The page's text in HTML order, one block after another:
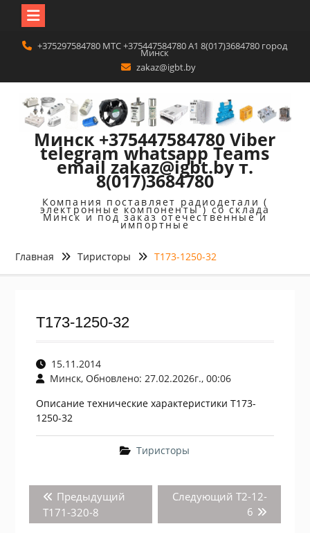
Перейти
+375297584780 MTC +375447584780 A1 8(017)3684780 город
Минск
zakaz@igbt.by
Минск +375447584780 Viber
telegram whatsapp Teams
email zakaz@igbt.by т.
8(017)3684780
Компания поставляет радиодетали (
электронные компоненты ) со склада
Минск и под заказ отечественные и
импортные
Главная Тиристоры Т173-1250-32
Т173-1250-32
15.11.2014
Минск, Обновлено: 27.02.2026г., 00:06
Описание технические характеристики Т173-
1250-32
Тиристоры
записям
Предыдущий Предыдущая
Т171-320-8
Следующий Следующая
запись:
Т2-12-
6